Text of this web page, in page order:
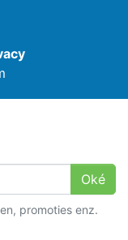
Oké
promoties enz.